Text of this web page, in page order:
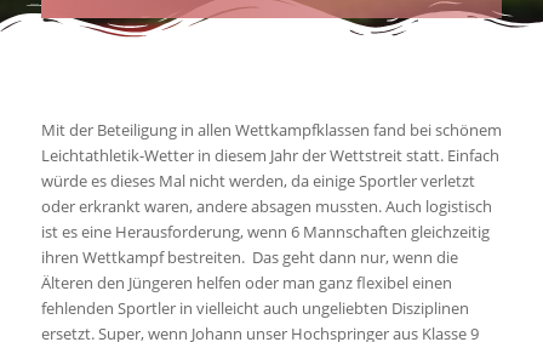
Mit der Beteiligung in allen Wettkampfklassen fand bei schönem
Leichtathletik-Wetter in diesem Jahr der Wettstreit statt. Einfach
würde es dieses Mal nicht werden, da einige Sportler verletzt
oder erkrankt waren, andere absagen mussten. Auch logistisch
ist es eine Herausforderung, wenn 6 Mannschaften gleichzeitig
ihren Wettkampf bestreiten. Das geht dann nur, wenn die
Älteren den Jüngeren helfen oder man ganz flexibel einen
fehlenden Sportler in vielleicht auch ungeliebten Disziplinen
ersetzt. Super, wenn Johann unser Hochspringer aus Klasse 9